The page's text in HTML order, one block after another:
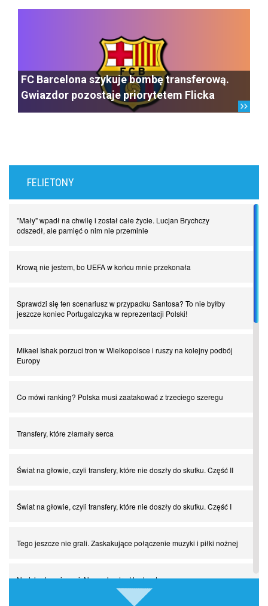
FC Barcelona szykuje bombę transferową.
Gwiazdor pozostaje priorytetem Flicka
FELIETONY
"Mały" wpadł na chwilę i został całe życie. Lucjan Brychczy
odszedł, ale pamięć o nim nie przeminie
Krową nie jestem, bo UEFA w końcu mnie przekonała
Sprawdzi się ten scenariusz w przypadku Santosa? To nie byłby
jeszcze koniec Portugalczyka w reprezentacji Polski!
Mikael Ishak porzuci tron w Wielkopolsce i ruszy na kolejny podbój
Europy
Co mówi ranking? Polska musi zaatakować z trzeciego szeregu
Transfery, które złamały serca
Świat na głowie, czyli transfery, które nie doszły do skutku. Część II
Świat na głowie, czyli transfery, które nie doszły do skutku. Część I
Tego jeszcze nie grali. Zaskakujące połączenie muzyki i piłki nożnej
Nadchodzą giganci. Nunez kontra Haaland